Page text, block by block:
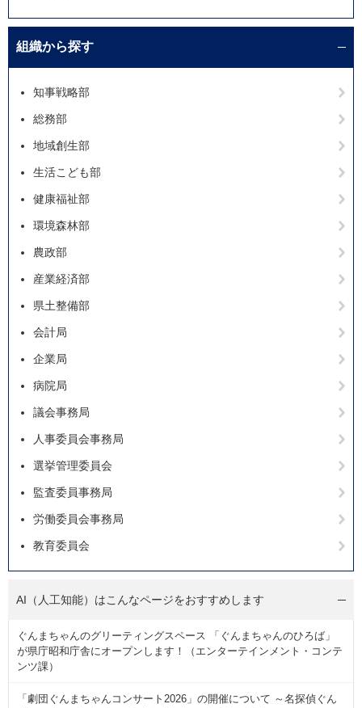
組織から探す
知事戦略部
総務部
地域創生部
生活こども部
健康福祉部
環境森林部
農政部
産業経済部
県土整備部
会計局
企業局
病院局
議会事務局
人事委員会事務局
選挙管理委員会
監査委員事務局
労働委員会事務局
教育委員会
AI（人工知能）はこんなページをおすすめします
ぐんまちゃんのグリーティングスペース 「ぐんまちゃんのひろば」
が県庁昭和庁舎にオープンします！（エンターテインメント・コンテ
ンツ課）
「劇団ぐんまちゃんコンサート2026」の開催について ～名探偵ぐん